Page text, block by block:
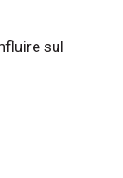
sul